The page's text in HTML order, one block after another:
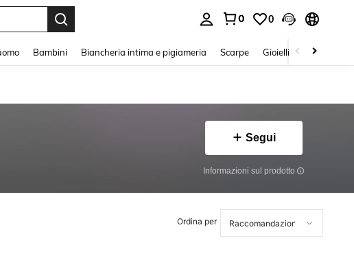
0 0
Bambini Biancheria intima e pigiameria Scarpe Gioielli E Accessori
Segui
Informazioni sul prodotto
Ordina per